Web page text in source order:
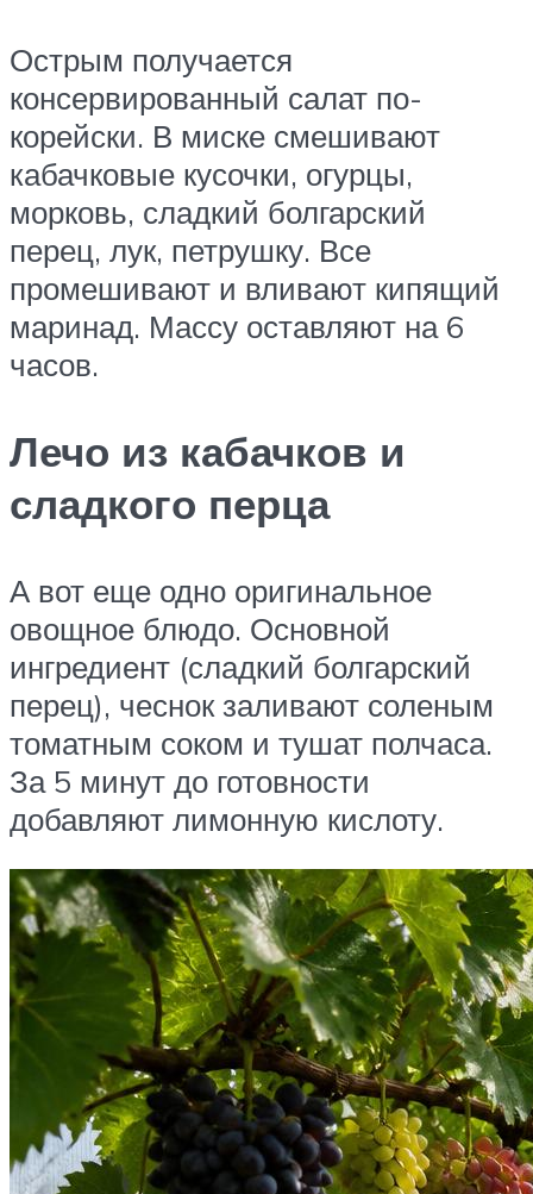
Острым получается
консервированный салат по-
корейски. В миске смешивают
кабачковые кусочки, огурцы,
морковь, сладкий болгарский
перец, лук, петрушку. Все
промешивают и вливают кипящий
маринад. Массу оставляют на 6
часов.
Лечо из кабачков и
сладкого перца
А вот еще одно оригинальное
овощное блюдо. Основной
ингредиент (сладкий болгарский
перец), чеснок заливают соленым
томатным соком и тушат полчаса.
За 5 минут до готовности
добавляют лимонную кислоту.